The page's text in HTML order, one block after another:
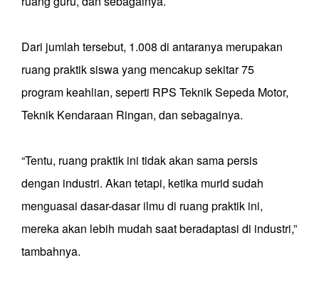
Dari jumlah tersebut, 1.008 di antaranya merupakan
ruang praktik siswa yang mencakup sekitar 75
program keahlian, seperti RPS Teknik Sepeda Motor,
Teknik Kendaraan Ringan, dan sebagainya.
“Tentu, ruang praktik ini tidak akan sama persis
dengan industri. Akan tetapi, ketika murid sudah
menguasai dasar-dasar ilmu di ruang praktik ini,
mereka akan lebih mudah saat beradaptasi di industri,”
tambahnya.